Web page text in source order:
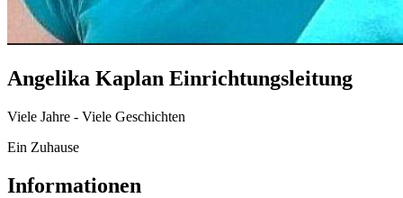
Angelika Kaplan Einrichtungsleitung
Viele Jahre - Viele Geschichten
Ein Zuhause
Informationen